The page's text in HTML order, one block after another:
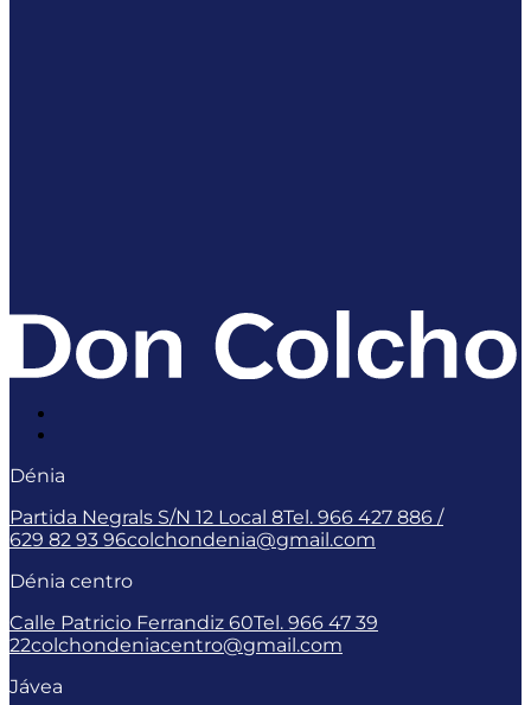
Dénia
Partida Negrals S/N 12 Local 8Tel. 966 427 886 /
629 82 93 96colchondenia@gmail.com
Dénia centro
Calle Patricio Ferrandiz 60Tel. 966 47 39
22colchondeniacentro@gmail.com
Jávea